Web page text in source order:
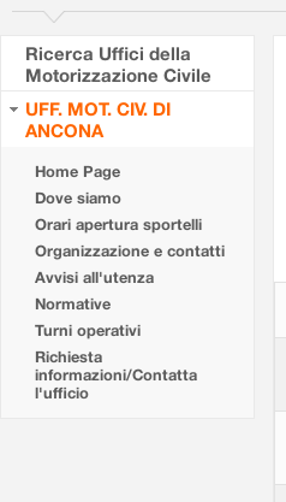
Ricerca Uffici della
Motorizzazione Civile
UFF. MOT. CIV. DI
ANCONA
Home Page
Dove siamo
Orari apertura sportelli
Organizzazione e contatti
Avvisi all'utenza
Normative
Turni operativi
Richiesta
informazioni/Contatta
l'ufficio